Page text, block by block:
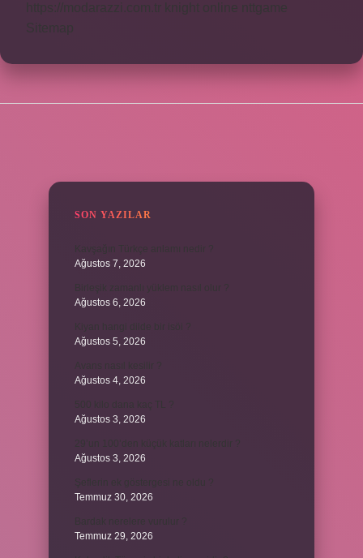
https://modarazzi.com.tr
knight online
nttgame
Sitemap
SON YAZILAR
Ağustos 7, 2026
Ağustos 6, 2026
Ağustos 5, 2026
Ağustos 4, 2026
Ağustos 3, 2026
Ağustos 3, 2026
Temmuz 30, 2026
Temmuz 29, 2026